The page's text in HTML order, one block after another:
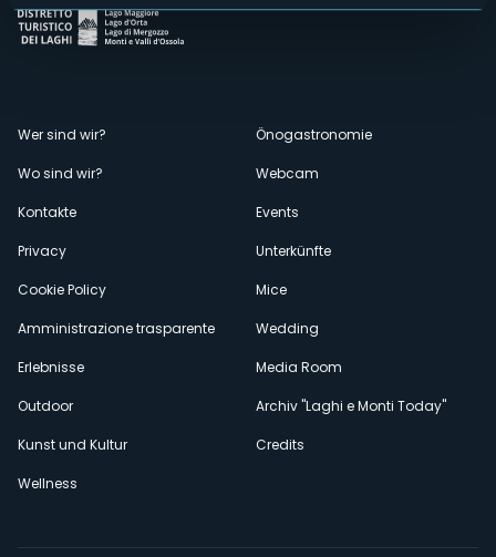
Menù
secondario
Wer sind wir?
Wo sind wir?
Kontakte
Privacy
Cookie Policy
Amministrazione trasparente
Erlebnisse
Outdoor
Kunst und Kultur
Wellness
Önogastronomie
Webcam
Events
Unterkünfte
Mice
Wedding
Media Room
Archiv "Laghi e Monti Today"
Credits